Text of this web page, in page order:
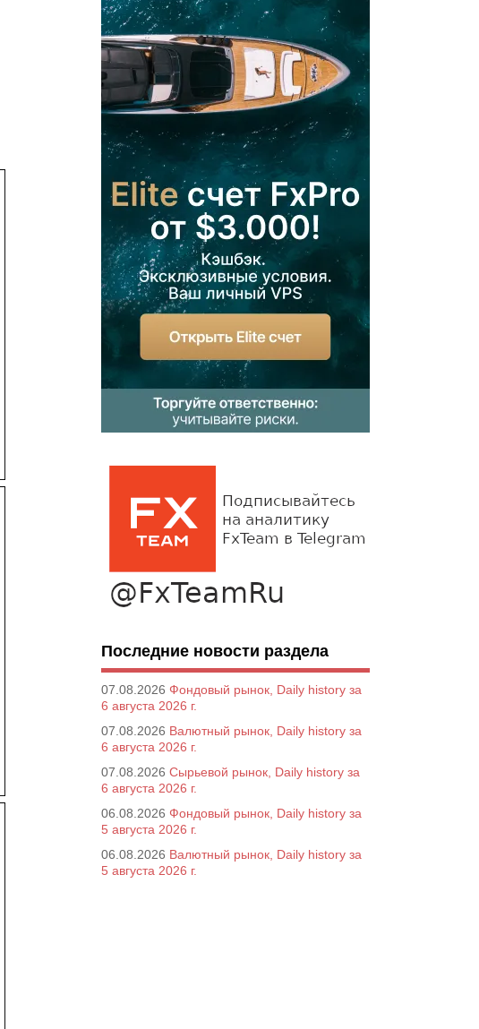
Последние новости раздела
07.08.2026 Фондовый рынок, Daily history за
6 августа 2026 г.
07.08.2026 Валютный рынок, Daily history за
6 августа 2026 г.
07.08.2026 Сырьевой рынок, Daily history за
6 августа 2026 г.
06.08.2026 Фондовый рынок, Daily history за
5 августа 2026 г.
06.08.2026 Валютный рынок, Daily history за
5 августа 2026 г.